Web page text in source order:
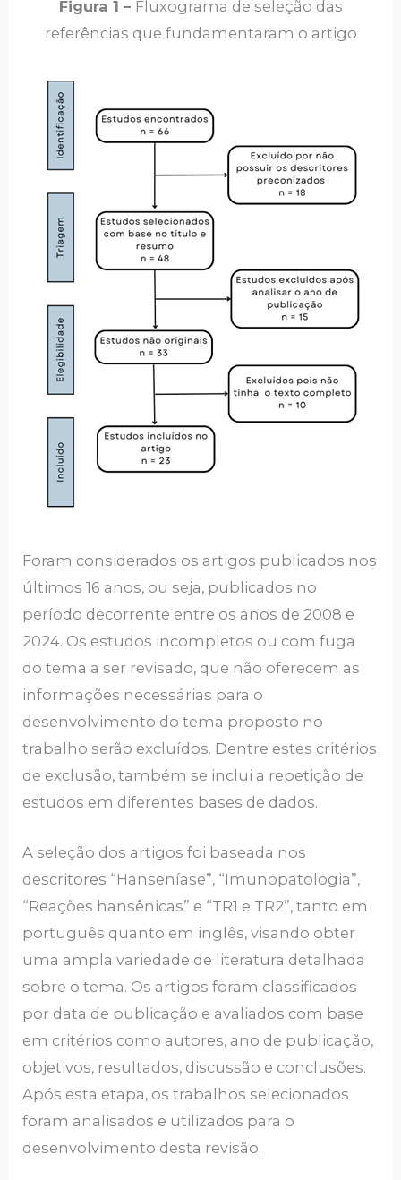
Figura 1 – Fluxograma de seleção das
referências que fundamentaram o artigo
Foram considerados os artigos publicados nos
últimos 16 anos, ou seja, publicados no
período decorrente entre os anos de 2008 e
2024. Os estudos incompletos ou com fuga
do tema a ser revisado, que não oferecem as
informações necessárias para o
desenvolvimento do tema proposto no
trabalho serão excluídos. Dentre estes critérios
de exclusão, também se inclui a repetição de
estudos em diferentes bases de dados.
A seleção dos artigos foi baseada nos
descritores “Hanseníase”, “Imunopatologia”,
“Reações hansênicas” e “TR1 e TR2”, tanto em
português quanto em inglês, visando obter
uma ampla variedade de literatura detalhada
sobre o tema. Os artigos foram classificados
por data de publicação e avaliados com base
em critérios como autores, ano de publicação,
objetivos, resultados, discussão e conclusões.
Após esta etapa, os trabalhos selecionados
foram analisados e utilizados para o
desenvolvimento desta revisão.